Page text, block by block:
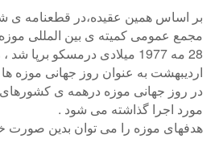
بر اساس همین عقیده،در قطعنامه ی
اردیبهشت به عنوان روز جهانی موزه
در روز جهانی موزه درهمه ی
مورد اجرا گذاشته می شود .
هدفهای موزه را می توان بدین صورت